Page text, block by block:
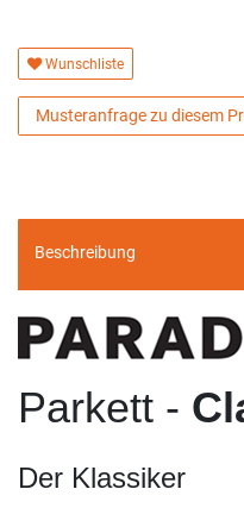
Wunschliste
Musteranfrage zu diesem
Beschreibung
Parkett -
Der Klassiker